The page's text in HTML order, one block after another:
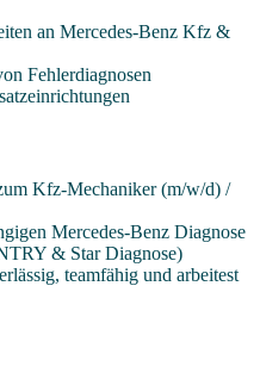
an Mercedes-Benz Kfz &
Fehlerdiagnosen
Kfz-Mechaniker (m/w/d) /
Mercedes-Benz Diagnose
& Star Diagnose)
teamfähig und arbeitest